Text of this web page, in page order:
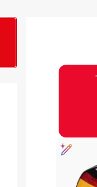
&
&
Tabelle